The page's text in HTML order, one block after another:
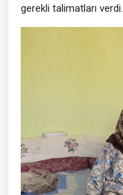
gerekli talimatları verdi.